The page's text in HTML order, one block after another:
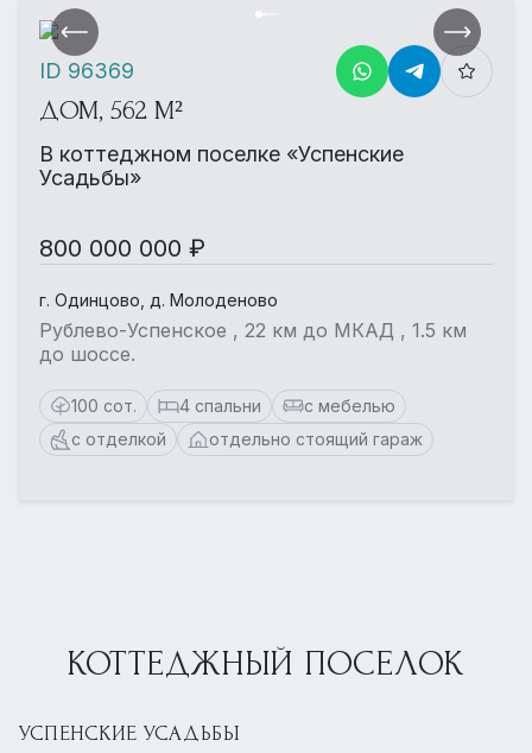
ДОМ, 562 М²
В коттеджном поселке «Успенские
Усадьбы»
800 000 000 ₽
г. Одинцово, д. Молоденово
Рублево-Успенское , 22 км до МКАД , 1.5 км
до шоссе.
100 сот. 4 спальни
с мебелью
с отделкой
отдельно стоящий гараж
ID 96369
КОТТЕДЖНЫЙ ПОСЕЛОК
УСПЕНСКИЕ УСАДЬБЫ